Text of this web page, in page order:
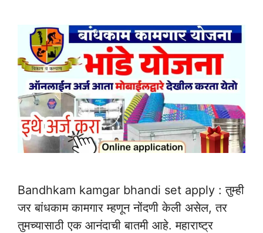
Bandhkam kamgar bhandi set apply : तुम्ही
जर बांधकाम कामगार म्हणून नोंदणी केली असेल, तर
तुमच्यासाठी एक आनंदाची बातमी आहे. महाराष्ट्र